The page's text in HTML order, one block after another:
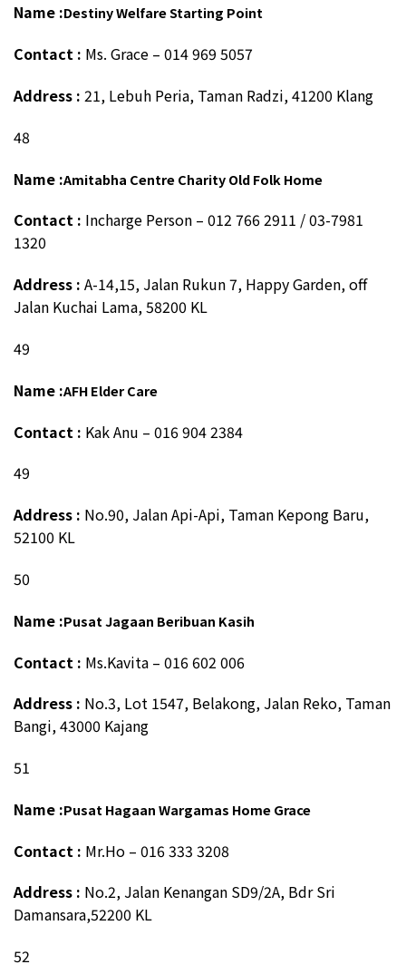
Name :Destiny Welfare Starting Point
Contact : Ms. Grace – 014 969 5057
Address : 21, Lebuh Peria, Taman Radzi, 41200 Klang
48
Name :Amitabha Centre Charity Old Folk Home
Contact : Incharge Person – 012 766 2911 / 03-7981
1320
Address : A-14,15, Jalan Rukun 7, Happy Garden, off
Jalan Kuchai Lama, 58200 KL
49
Name :AFH Elder Care
Contact : Kak Anu – 016 904 2384
49
Address : No.90, Jalan Api-Api, Taman Kepong Baru,
52100 KL
50
Name :Pusat Jagaan Beribuan Kasih
Contact : Ms.Kavita – 016 602 006
Address : No.3, Lot 1547, Belakong, Jalan Reko, Taman
Bangi, 43000 Kajang
51
Name :Pusat Hagaan Wargamas Home Grace
Contact : Mr.Ho – 016 333 3208
Address : No.2, Jalan Kenangan SD9/2A, Bdr Sri
Damansara,52200 KL
52